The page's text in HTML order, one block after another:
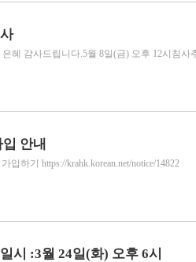
혜 감사드립니다.5월 8일(금) 오후 12시침사
안내
하기 https://krahk.korean.net/notice/14822
시 :3월 24일(화) 오후 6시